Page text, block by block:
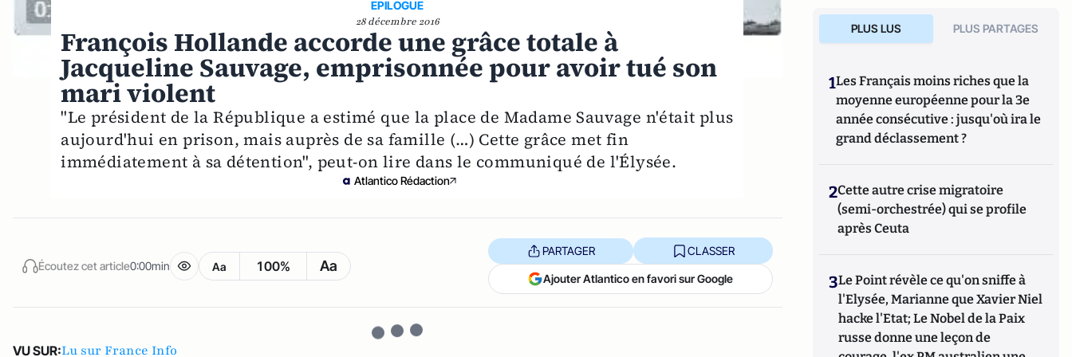
EPILOGUE
28 décembre 2016
François Hollande accorde une grâce totale à
Jacqueline Sauvage, emprisonnée pour avoir tué son
mari violent
"Le président de la République a estimé que la place de Madame Sauvage n'était plus
aujourd'hui en prison, mais auprès de sa famille (…) Cette grâce met fin
immédiatement à sa détention", peut-on lire dans le communiqué de l'Élysée.
Atlantico Rédaction
Écoutez cet article0:00min Aa 100% Aa
PARTAGER CLASSER
Ajouter Atlantico en favori sur Google
VU SUR:Lu sur France Info
PLUS LUS PLUS PARTAGES
1Les Français moins riches que la
moyenne européenne pour la 3e
année consécutive : jusqu'où ira le
grand déclassement ?
2Cette autre crise migratoire
(semi-orchestrée) qui se profile
après Ceuta
3Le Point révèle ce qu'on sniffe à
l'Elysée, Marianne que Xavier Niel
hacke l'Etat; Le Nobel de la Paix
russe donne une leçon de